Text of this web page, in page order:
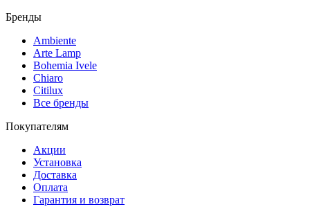
Бренды
Ambiente
Arte Lamp
Bohemia Ivele
Chiaro
Citilux
Все бренды
Покупателям
Акции
Установка
Доставка
Оплата
Гарантия и возврат